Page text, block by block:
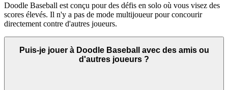
Doodle Baseball est conçu pour des défis en solo où vous visez des
scores élevés. Il n'y a pas de mode multijoueur pour concourir
directement contre d'autres joueurs.
Puis-je jouer à Doodle Baseball avec des amis ou
d'autres joueurs ?